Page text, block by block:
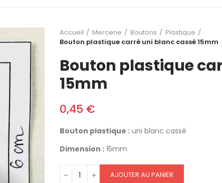
Accueil Mercerie Boutons
Plastique
Bouton plastique carré uni blanc cassé 15mm
Bouton plastique
15mm
0,45 €
Bouton plastique : uni blanc cassé
Dimension : 15mm
AJOUTER AU PANIER